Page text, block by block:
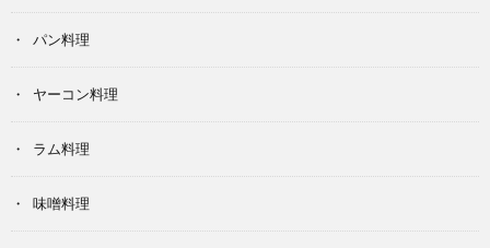
パン料理
ヤーコン料理
ラム料理
味噌料理